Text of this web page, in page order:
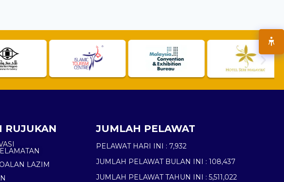
RUJUKAN
LAZIM
JUMLAH PELAWAT
PELAWAT HARI INI : 7,932
JUMLAH PELAWAT BULAN INI : 108,437
JUMLAH PELAWAT TAHUN INI : 5,511,022